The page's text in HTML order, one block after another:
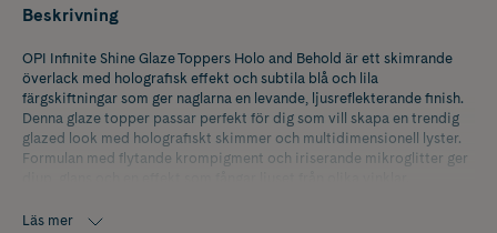
Beskrivning
OPI Infinite Shine Glaze Toppers Holo and Behold är ett skimrande
överlack med holografisk effekt och subtila blå och lila
färgskiftningar som ger naglarna en levande, ljusreflekterande finish.
Denna glaze topper passar perfekt för dig som vill skapa en trendig
glazed look med holografiskt skimmer och multidimensionell lyster.
Formulan med flytande krompigment och iriserande mikroglitter ger
skapa en unik, skimrande finish, eller använd den ensam på naturliga
Läs mer